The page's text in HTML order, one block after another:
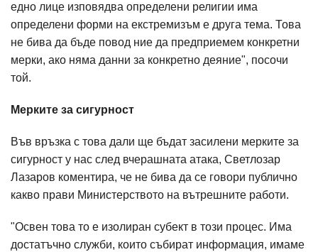
едно лице изповядва определени религии има
определени форми на екстремизъм е друга тема. Това
не бива да бъде повод ние да предприемем конкретни
мерки, ако няма данни за конкретно деяние", посочи
той.
Мерките за сигурност
Във връзка с това дали ще бъдат засилени мерките за
сигурност у нас след вчерашната атака, Светлозар
Лазаров коментира, че не бива да се говори публично
какво прави Министерството на вътрешните работи.
"Освен това то е изолиран субект в този процес. Има
достатъчно служби, които събират информация, имаме